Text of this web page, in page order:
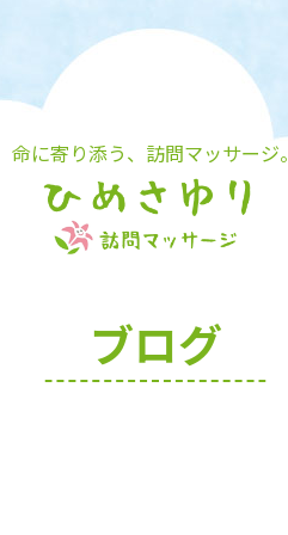
命に寄り添う、訪問マッサージ。
ブログ